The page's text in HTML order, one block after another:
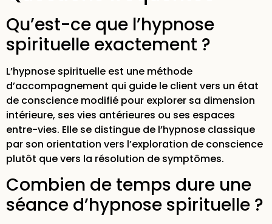
Qu’est-ce que l’hypnose
spirituelle exactement ?
L’hypnose spirituelle est une méthode
d’accompagnement qui guide le client vers un état
de conscience modifié pour explorer sa dimension
intérieure, ses vies antérieures ou ses espaces
entre-vies. Elle se distingue de l’hypnose classique
par son orientation vers l’exploration de conscience
plutôt que vers la résolution de symptômes.
Combien de temps dure une
séance d’hypnose spirituelle ?